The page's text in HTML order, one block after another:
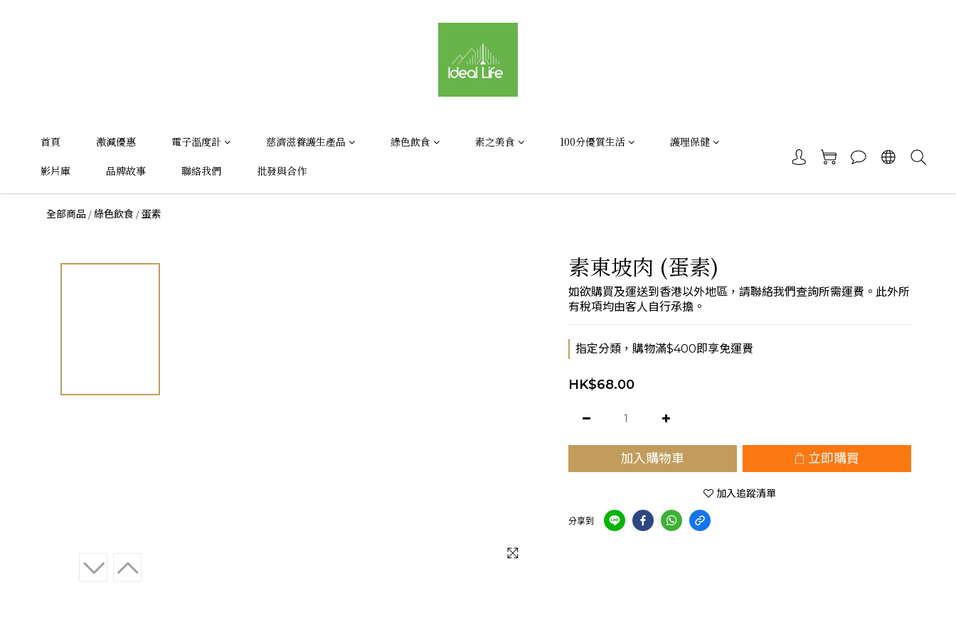
首頁 激減優惠 電子溫度計 慈濟滋養護生產品 綠色飲食 素之美食 100分優質生活 護理保健
影片庫 品牌故事 聯絡我們 批發與合作
全部商品 /綠色飲食 /蛋素
素東坡肉 (蛋素)
如欲購買及運送到香港以外地區，請聯絡我們查詢所需運費。此外所
有稅項均由客人自行承擔。
指定分類，購物滿$400即享免運費
HK$68.00
加入購物車 立即購買
加入追蹤清單
分享到